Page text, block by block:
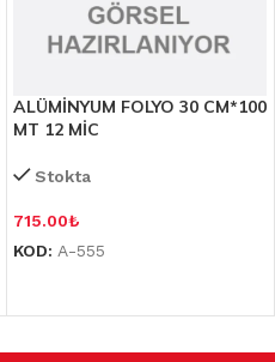
ALÜMİNYUM FOLYO 30 CM*100
MT 12 MİC
Stokta
715.00₺
KOD: A-555